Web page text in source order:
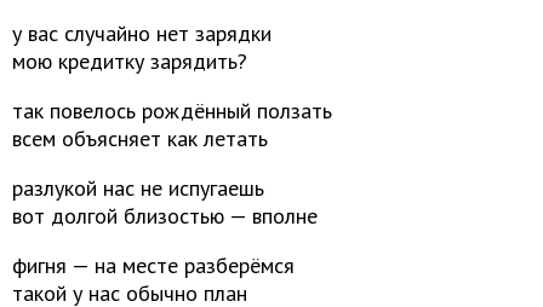
у вас случайно нет зарядки
мою кредитку зарядить?
так повелось рождённый ползать
всем объясняет как летать
разлукой нас не испугаешь
вот долгой близостью — вполне
фигня — на месте разберёмся
такой у нас обычно план